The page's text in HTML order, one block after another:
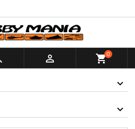
 shopping_cart0